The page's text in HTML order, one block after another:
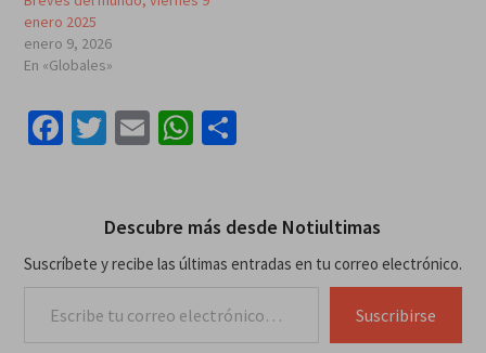
enero 2025
enero 9, 2026
En «Globales»
Facebook
Twitter
EmailWhatsApp
Compartir
Descubre más desde Notiultimas
Suscríbete y recibe las últimas entradas en tu correo electrónico.
Suscribirse